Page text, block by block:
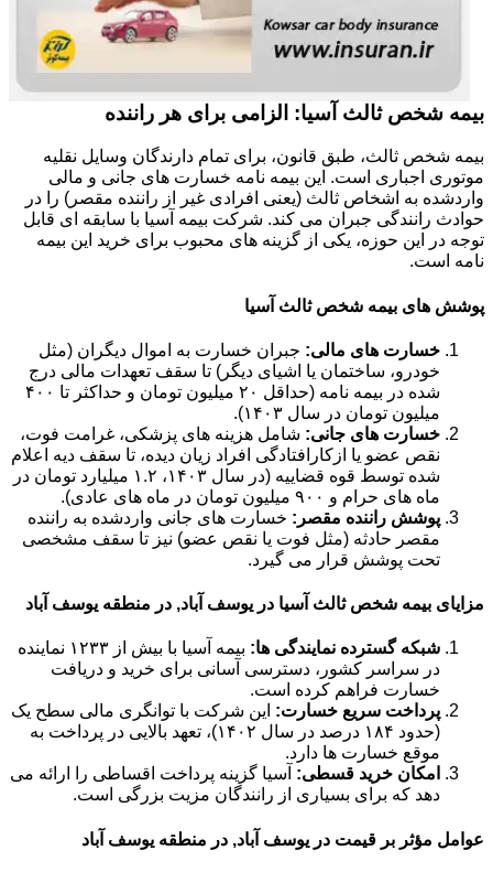
بیمه شخص ثالث آسیا: الزامی برای هر راننده
بیمه شخص ثالث، طبق قانون، برای تمام دارندگان وسایل نقلیه
موتوری اجباری است. این بیمه نامه خسارت های جانی و مالی
واردشده به اشخاص ثالث (یعنی افرادی غیر از راننده مقصر) را در
حوادث رانندگی جبران می کند. شرکت بیمه آسیا با سابقه ای قابل
توجه در این حوزه، یکی از گزینه های محبوب برای خرید این بیمه
نامه است.
پوشش های بیمه شخص ثالث آسیا
خسارت های مالی: جبران خسارت به اموال دیگران (مثل
خودرو، ساختمان یا اشیای دیگر) تا سقف تعهدات مالی درج
شده در بیمه نامه (حداقل ۲۰ میلیون تومان و حداکثر تا ۴۰۰
میلیون تومان در سال ۱۴۰۳).
خسارت های جانی: شامل هزینه های پزشکی، غرامت فوت،
نقص عضو یا ازکارافتادگی افراد زیان دیده، تا سقف دیه اعلام
شده توسط قوه قضاییه (در سال ۱۴۰۳، ۱.۲ میلیارد تومان در
ماه های حرام و ۹۰۰ میلیون تومان در ماه های عادی).
پوشش راننده مقصر: خسارت های جانی واردشده به راننده
مقصر حادثه (مثل فوت یا نقص عضو) نیز تا سقف مشخصی
تحت پوشش قرار می گیرد.
مزایای بیمه شخص ثالث آسیا در یوسف آباد, در منطقه یوسف آباد
شبکه گسترده نمایندگی ها:
بیمه آسیا با بیش از ۱۲۳۳ نماینده
در سراسر کشور، دسترسی آسانی برای خرید و دریافت
خسارت فراهم کرده است.
پرداخت سریع خسارت: این شرکت با توانگری مالی سطح یک
(حدود ۱۸۴ درصد در سال ۱۴۰۲)، تعهد بالایی در پرداخت به
موقع خسارت ها دارد.
امکان خرید قسطی: آسیا گزینه پرداخت اقساطی را ارائه می
دهد که برای بسیاری از رانندگان مزیت بزرگی است.
عوامل مؤثر بر قیمت در یوسف آباد, در منطقه یوسف آباد